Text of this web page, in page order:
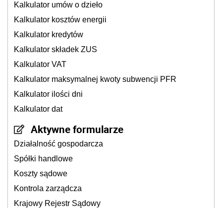
Kalkulator umów o dzieło
Kalkulator kosztów energii
Kalkulator kredytów
Kalkulator składek ZUS
Kalkulator VAT
Kalkulator maksymalnej kwoty subwencji PFR
Kalkulator ilości dni
Kalkulator dat
Aktywne formularze
Działalność gospodarcza
Spółki handlowe
Koszty sądowe
Kontrola zarządcza
Krajowy Rejestr Sądowy